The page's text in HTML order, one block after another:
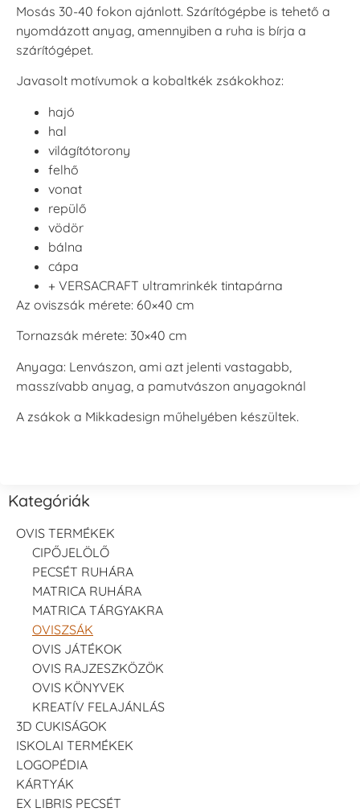
Mosás 30-40 fokon ajánlott. Szárítógépbe is tehető a
nyomdázott anyag, amennyiben a ruha is bírja a
szárítógépet.
Javasolt motívumok a kobaltkék zsákokhoz:
hajó
hal
világítótorony
felhő
vonat
repülő
vödör
bálna
cápa
+ VERSACRAFT ultramrinkék tintapárna
Az oviszsák mérete: 60×40 cm
Tornazsák mérete: 30×40 cm
Anyaga: Lenvászon, ami azt jelenti vastagabb,
masszívabb anyag, a pamutvászon anyagoknál
A zsákok a Mikkadesign műhelyében készültek.
Kategóriák
OVIS TERMÉKEK
CIPŐJELÖLŐ
PECSÉT RUHÁRA
MATRICA RUHÁRA
MATRICA TÁRGYAKRA
OVISZSÁK
OVIS JÁTÉKOK
OVIS RAJZESZKÖZÖK
OVIS KÖNYVEK
KREATÍV FELAJÁNLÁS
3D CUKISÁGOK
ISKOLAI TERMÉKEK
LOGOPÉDIA
KÁRTYÁK
EX LIBRIS PECSÉT